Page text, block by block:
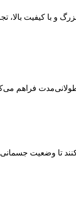
با کیفیت بالا،
فراهم